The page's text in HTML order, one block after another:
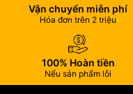
✅ Chống
Ngàm kim loại được thiết
ống, hạn chế tối đa hiện
Vận chuyển miễn phí
Hóa đơn trên 2 triệu
100% Hoàn tiền
Nếu sản phẩm lỗi